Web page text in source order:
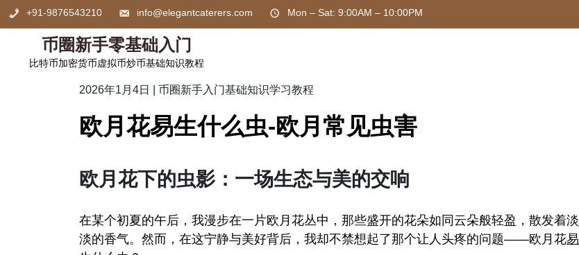
Skip
+91-9876543210 info@elegantcaterers.com Mon – Sat: 9:00AM – 10:00PM
币圈新手零基础入门
比特币加密货币虚拟币炒币基础知识教程
2026年1月4日 币圈新手入门基础知识学习教程
欧月花易生什么虫-欧月常见虫害
欧月花下的虫影：一场生态与美的交响
在某个初夏的午后，我漫步在一片欧月花丛中，那些盛开的花朵如同云朵般轻盈，散发着淡
淡的香气。然而，在这宁静与美好背后，我却不禁想起了那个让人头疼的问题——欧月花易